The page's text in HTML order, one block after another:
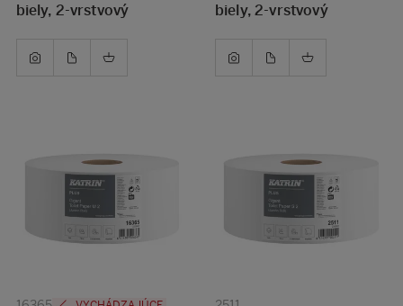
biely, 2-vrstvový
biely, 2-vrstvový